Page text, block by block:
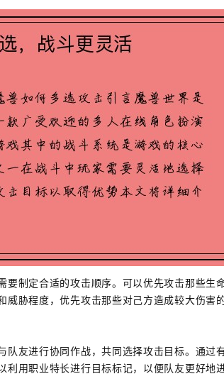
要制定合适的攻击顺序。可以优先攻击那些生
威胁程度，优先攻击那些对己方造成较大伤害
队友进行协同作战，共同选择攻击目标。通过
利用职业特长进行目标标记，以便队友更好地